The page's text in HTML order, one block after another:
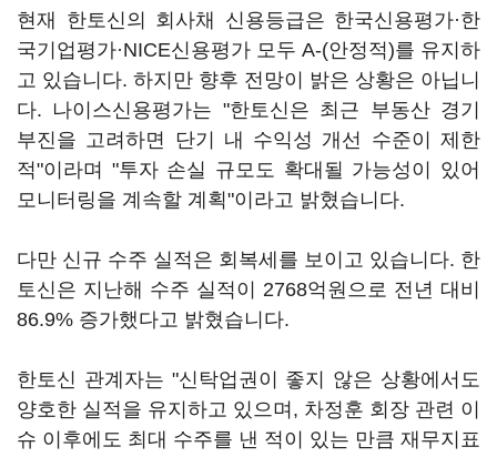
현재 한토신의 회사채 신용등급은 한국신용평가·한
국기업평가·NICE신용평가 모두 A-(안정적)를 유지하
고 있습니다. 하지만 향후 전망이 밝은 상황은 아닙니
다. 나이스신용평가는 "한토신은 최근 부동산 경기
부진을 고려하면 단기 내 수익성 개선 수준이 제한
적"이라며 "투자 손실 규모도 확대될 가능성이 있어
모니터링을 계속할 계획"이라고 밝혔습니다.
다만 신규 수주 실적은 회복세를 보이고 있습니다. 한
토신은 지난해 수주 실적이 2768억원으로 전년 대비
86.9% 증가했다고 밝혔습니다.
한토신 관계자는 "신탁업권이 좋지 않은 상황에서도
양호한 실적을 유지하고 있으며, 차정훈 회장 관련 이
슈 이후에도 최대 수주를 낸 적이 있는 만큼 재무지표